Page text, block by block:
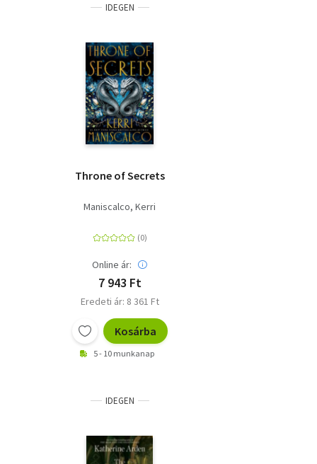
IDEGEN
Throne of Secrets
Maniscalco, Kerri
Online ár:
7 943 Ft
Eredeti ár: 8 361 Ft
Kosárba
5 - 10 munkanap
IDEGEN